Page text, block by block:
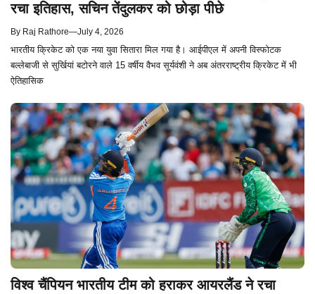
रचा इतिहास, सचिन तेंदुलकर को छोड़ा पीछे
By Raj Rathore—July 4, 2026
भारतीय क्रिकेट को एक नया युवा सितारा मिल गया है। आईपीएल में अपनी विस्फोटक
बल्लेबाजी से सुर्खियां बटोरने वाले 15 वर्षीय वैभव सूर्यवंशी ने अब अंतरराष्ट्रीय क्रिकेट में भी
ऐतिहासिक
विश्व चैंपियन भारतीय टीम को हराकर आयरलैंड ने रचा